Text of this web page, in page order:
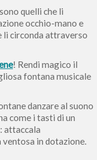
quelli che li
occhio-mano e
li circonda attraverso
! Rendi magico il
fontana musicale
danzare al suono
come i tasti di un
attaccala
ventosa in dotazione.